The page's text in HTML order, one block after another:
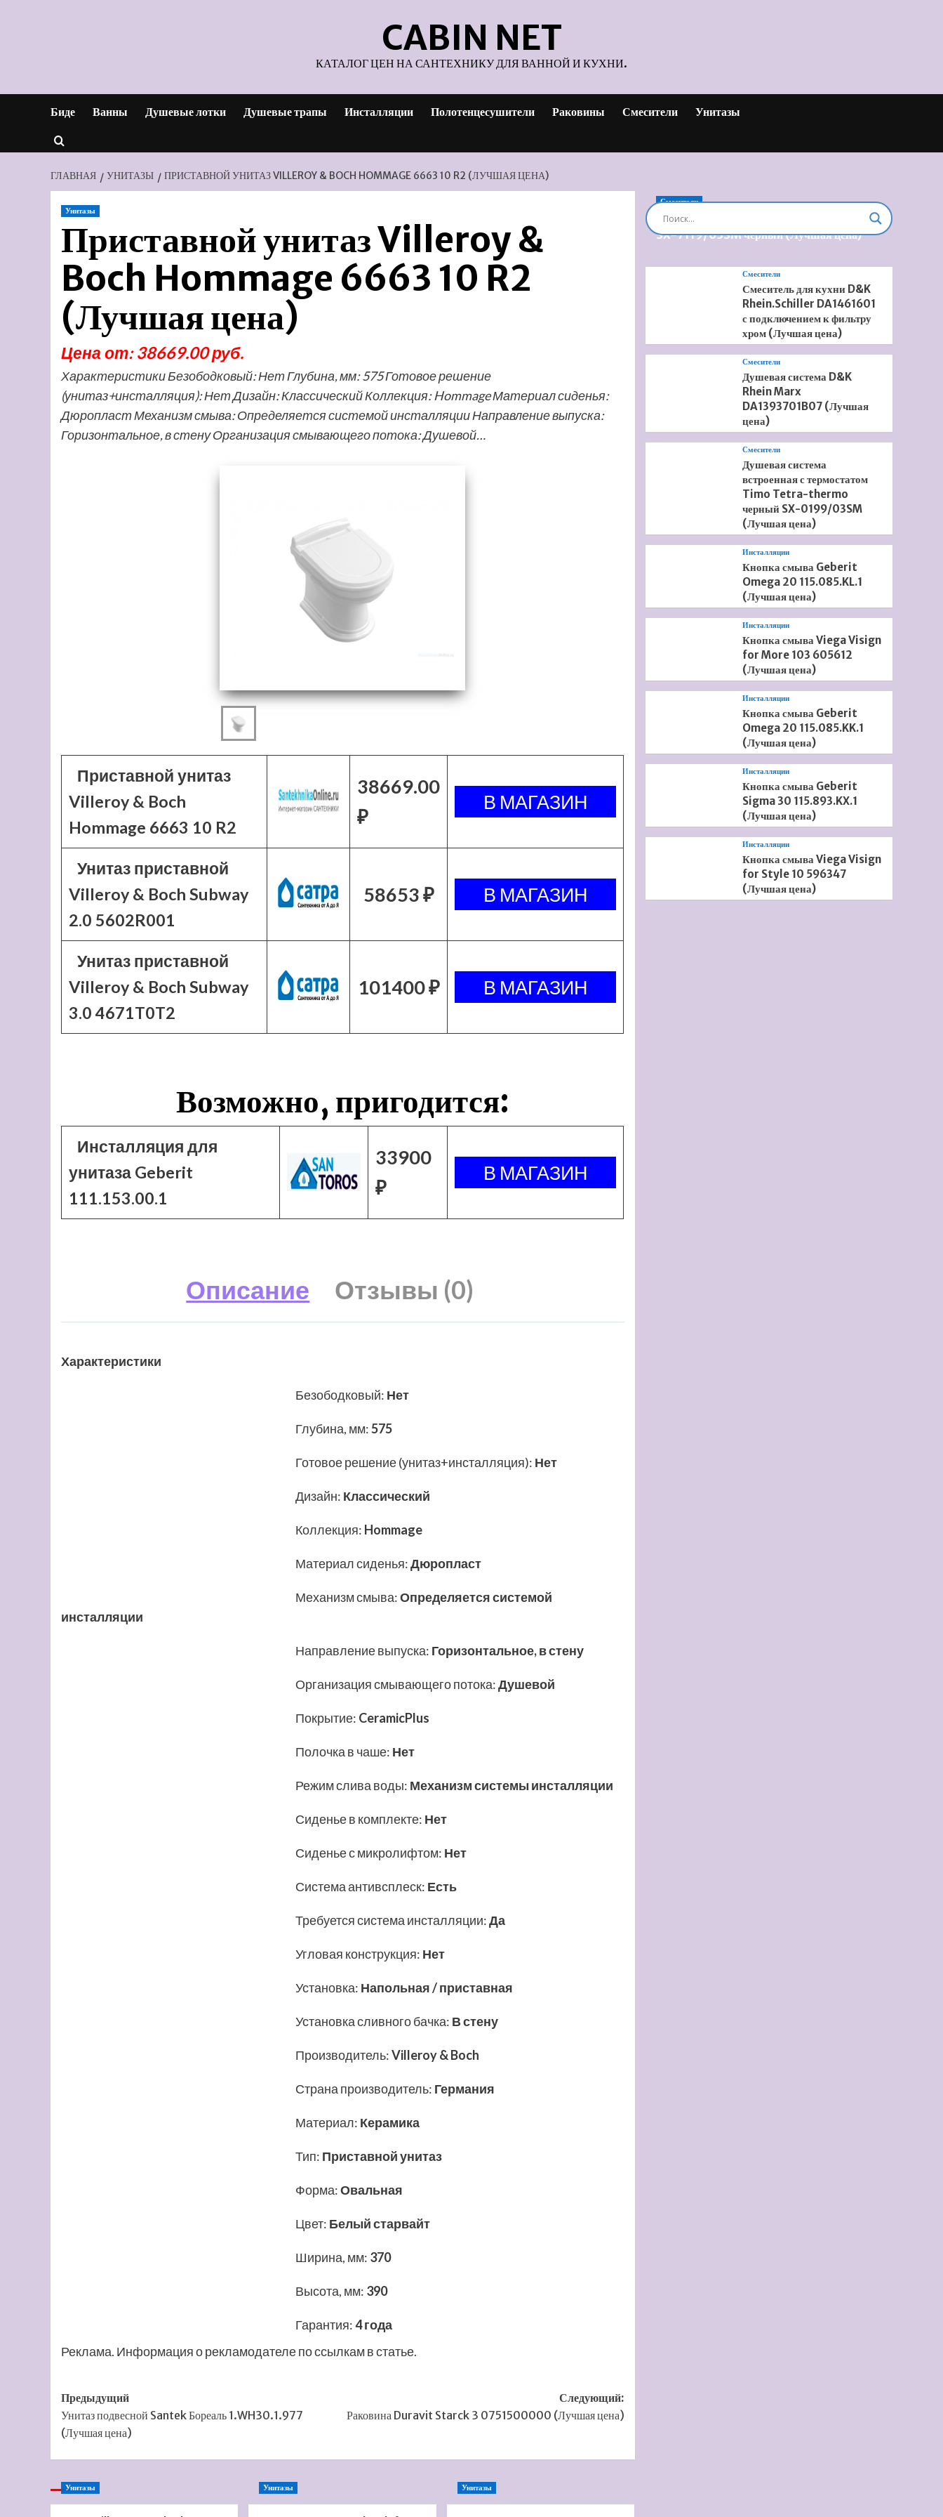
CABIN NET
КАТАЛОГ ЦЕН НА САНТЕХНИКУ ДЛЯ ВАННОЙ И КУХНИ.
Биде Ванны Душевые лотки Душевые трапы Инсталляции Полотенцесушители Раковины Смесители Унитазы
ГЛАВНАЯ УНИТАЗЫ ПРИСТАВНОЙ УНИТАЗ VILLEROY & BOCH HOMMAGE 6663 10 R2 (ЛУЧШАЯ ЦЕНА)
Унитазы
Приставной унитаз Villeroy &
Boch Hommage 6663 10 R2
(Лучшая цена)
Цена от: 38669.00 руб.
Характеристики Безободковый: Нет Глубина, мм: 575 Готовое решение
(унитаз+инсталляция): Нет Дизайн: Классический Коллекция: Hommage Материал сиденья:
Дюропласт Механизм смыва: Определяется системой инсталляции Направление выпуска:
Горизонтальное, в стену Организация смывающего потока: Душевой…
Приставной унитаз
Villeroy & Boch
Hommage 6663 10 R2
38669.00
₽
Унитаз приставной
Villeroy & Boch Subway
2.0 5602R001
58653 ₽
Унитаз приставной
Villeroy & Boch Subway
3.0 4671T0T2
101400 ₽
Возможно, пригодится:
Инсталляция для
унитаза Geberit
111.153.00.1
33900
₽
Описание Отзывы (0)
Характеристики
Безободковый: Нет
Глубина, мм:575
Готовое решение (унитаз+инсталляция): Нет
Дизайн: Классический
Коллекция: Hommage
Материал сиденья:Дюропласт
Механизм смыва:Определяется системой
инсталляции
Направление выпуска: Горизонтальное, в стену
Организация смывающего потока:Душевой
Покрытие: CeramicPlus
Полочка в чаше: Нет
Режим слива воды: Механизм системы инсталляции
Сиденье в комплекте: Нет
Сиденье с микролифтом: Нет
Система антивсплеск: Есть
Требуется система инсталляции:Да
Угловая конструкция: Нет
Установка: Напольная / приставная
Установка сливного бачка: В стену
Производитель:Villeroy & Boch
Страна производитель: Германия
Материал: Керамика
Тип: Приставной унитаз
Форма:Овальная
Цвет: Белый старвайт
Ширина, мм: 370
Высота, мм: 390
Гарантия:4 года
Реклама. Информация о рекламодателе по ссылкам в статье.
Навигация
записи
Предыдущий
Унитаз подвесной Santek Бореаль 1.WH30.1.977
(Лучшая цена)
Следующий:
Раковина Duravit Starck 3 0751500000 (Лучшая цена)
Унитазы Унитазы Унитазы
Смесители
Душевая система встроенная Timo Briana
SX-7119/03SM черный (Лучшая цена)
Смесители
Смеситель для кухни D&K
Rhein.Schiller DA1461601
с подключением к фильтру
хром (Лучшая цена)
Смесители
Душевая система D&K
Rhein Marx
DA1393701B07 (Лучшая
цена)
Смесители
Душевая система
встроенная с термостатом
Timo Tetra-thermo
черный SX-0199/03SM
(Лучшая цена)
Инсталляции
Кнопка смыва Geberit
Omega 20 115.085.KL.1
(Лучшая цена)
Инсталляции
Кнопка смыва Viega Visign
for More 103 605612
(Лучшая цена)
Инсталляции
Кнопка смыва Geberit
Omega 20 115.085.KK.1
(Лучшая цена)
Инсталляции
Кнопка смыва Geberit
Sigma 30 115.893.KX.1
(Лучшая цена)
Инсталляции
Кнопка смыва Viega Visign
for Style 10 596347
(Лучшая цена)